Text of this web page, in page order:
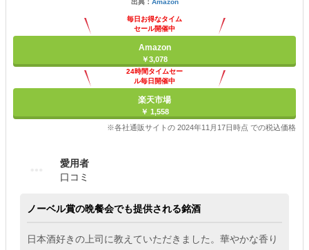
出典： Amazon
毎日お得なタイム
セール開催中
Amazon
￥3,078
24時間タイムセー
ル毎日開催中
楽天市場
￥ 1,558
※各社通販サイトの 2024年11月17日時点 での税込価格
愛用者
口コミ
ノーベル賞の晩餐会でも提供される銘酒
日本酒好きの上司に教えていただきました。華やかな香り